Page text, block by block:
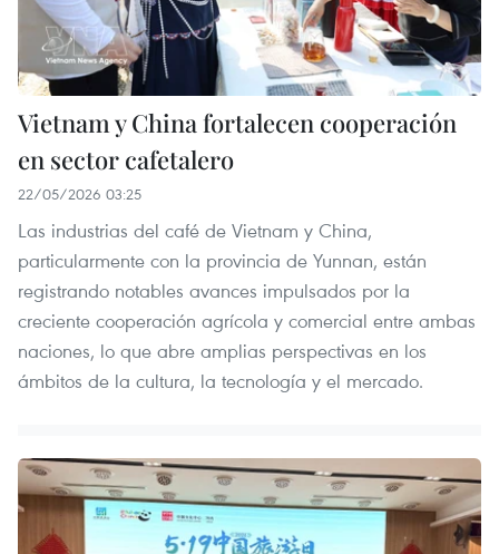
Vietnam y China fortalecen cooperación
en sector cafetalero
22/05/2026 03:25
Las industrias del café de Vietnam y China,
particularmente con la provincia de Yunnan, están
registrando notables avances impulsados por la
creciente cooperación agrícola y comercial entre ambas
naciones, lo que abre amplias perspectivas en los
ámbitos de la cultura, la tecnología y el mercado.